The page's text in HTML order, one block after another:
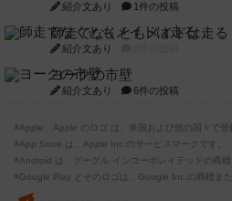
紹介文あり 1件の投稿
師走でなくともメイドは走る
紹介文あり
ヨークの市壁
紹介文あり 6件の投稿
※Apple、Apple のロゴ は、米国および他の国々で登
※App Store は、Apple Inc.のサービスマークです。
※Android は、グーグル インコーポレイテッドの商標
※Google Play とそのロゴは、Google Inc.の商標また